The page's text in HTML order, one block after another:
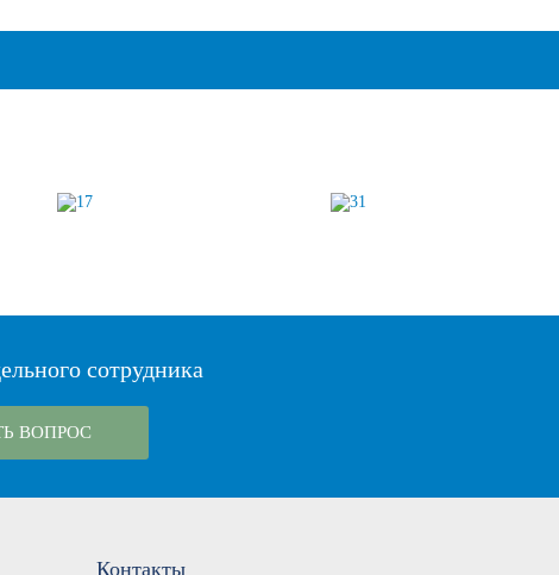
сотрудника
ВОПРОС
Контакты